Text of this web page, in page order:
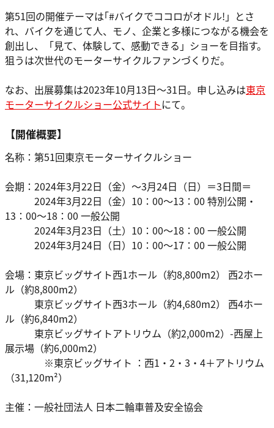
第51回の開催テーマは｢#バイクでココロがオドル!」とさ
れ、バイクを通じて⼈、モノ、企業と多様につながる機会を
創出し、「見て、体験して、感動できる」ショーを目指す。
狙うは次世代のモーターサイクルファンづくりだ。
なお、出展募集は2023年10月13日～31日。申し込みは東京
モーターサイクルショー公式サイトにて。
【開催概要】
名称：第51回東京モーターサイクルショー
会期：2024年3月22日（金）～3月24日（日）＝3日間＝
2024年3月22日（金）10：00～13：00 特別公開・
13：00～18：00 ⼀般公開
2024年3月23日（土）10：00～18：00 ⼀般公開
2024年3月24日（日）10：00～17：00 ⼀般公開
会場：東京ビッグサイト西1ホール（約8,800m2） 西2ホー
ル（約8,800m2）
東京ビッグサイト西3ホール（約4,680m2） 西4ホー
ル（約6,840m2）
東京ビッグサイトアトリウム（約2,000m2）-西屋上
展⽰場（約6,000m2）
※東京ビッグサイト ：西1・2・3・4＋アトリウム
（31,120m²）
主催：⼀般社団法⼈ 日本⼆輪⾞普及安全協会